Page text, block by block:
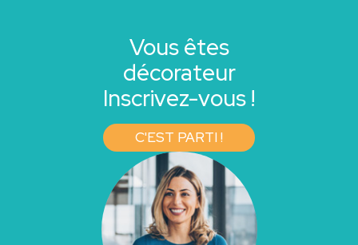
Vous êtes
décorateur
Inscrivez-vous !
C'EST PARTI !